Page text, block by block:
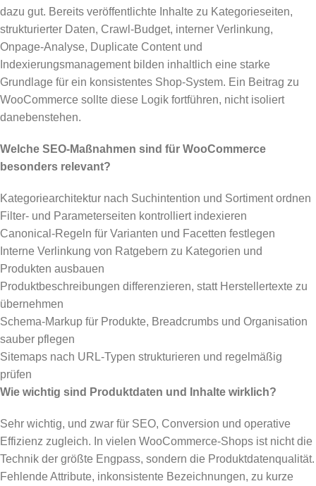
dazu gut. Bereits veröffentlichte Inhalte zu Kategorieseiten,
strukturierter Daten, Crawl-Budget, interner Verlinkung,
Onpage-Analyse, Duplicate Content und
Indexierungsmanagement bilden inhaltlich eine starke
Grundlage für ein konsistentes Shop-System. Ein Beitrag zu
WooCommerce sollte diese Logik fortführen, nicht isoliert
danebenstehen.
Welche SEO-Maßnahmen sind für WooCommerce
besonders relevant?
Kategoriearchitektur nach Suchintention und Sortiment ordnen
Filter- und Parameterseiten kontrolliert indexieren
Canonical-Regeln für Varianten und Facetten festlegen
Interne Verlinkung von Ratgebern zu Kategorien und
Produkten ausbauen
Produktbeschreibungen differenzieren, statt Herstellertexte zu
übernehmen
Schema-Markup für Produkte, Breadcrumbs und Organisation
sauber pflegen
Sitemaps nach URL-Typen strukturieren und regelmäßig
prüfen
Wie wichtig sind Produktdaten und Inhalte wirklich?
Sehr wichtig, und zwar für SEO, Conversion und operative
Effizienz zugleich. In vielen WooCommerce-Shops ist nicht die
Technik der größte Engpass, sondern die Produktdatenqualität.
Fehlende Attribute, inkonsistente Bezeichnungen, zu kurze